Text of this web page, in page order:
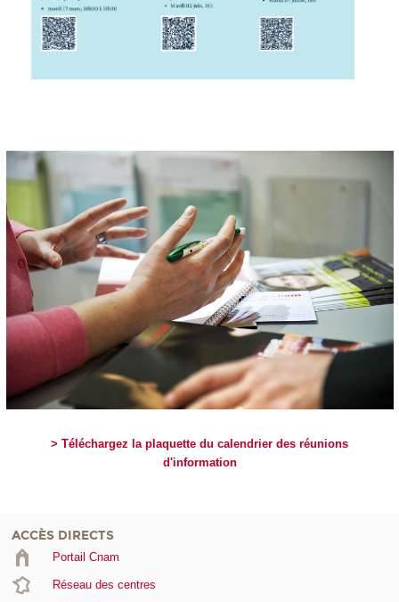
> Téléchargez la plaquette du calendrier des réunions
d'information
ACCÈS DIRECTS
Portail Cnam
Réseau des centres